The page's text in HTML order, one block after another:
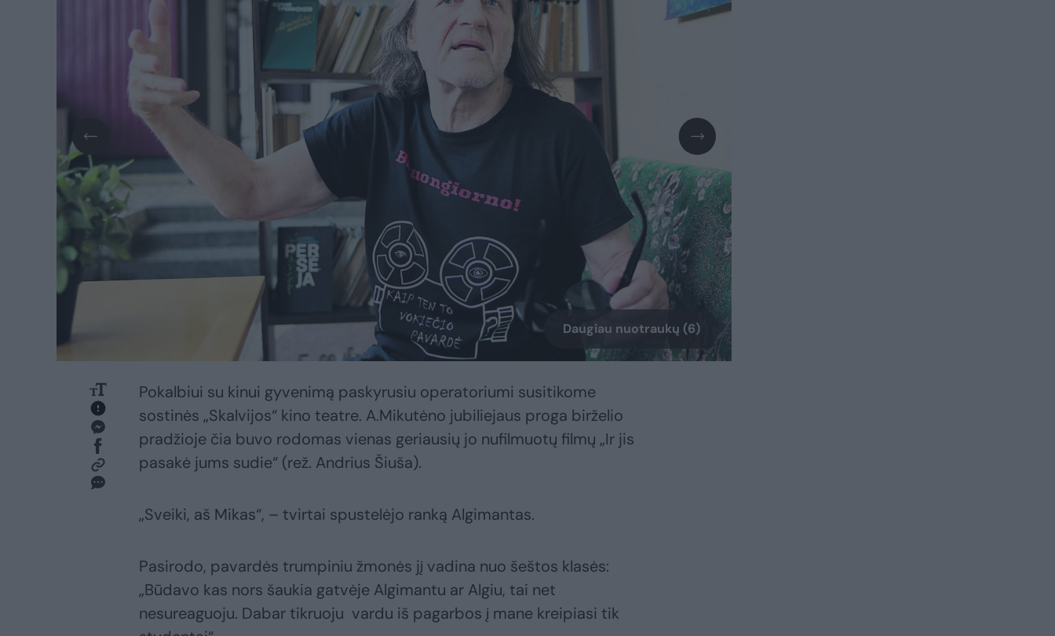
Daugiau nuotraukų (6)
Pokalbiui su kinui gyvenimą paskyrusiu operatoriumi susitikome
sostinės „Skalvijos“ kino teatre. A.Mikutėno jubiliejaus proga birželio
pradžioje čia buvo rodomas vienas geriausių jo nufilmuotų filmų „Ir jis
pasakė jums sudie“ (rež. Andrius Šiuša).
„Sveiki, aš Mikas“, – tvirtai spustelėjo ranką Algimantas.
Pasirodo, pavardės trumpiniu žmonės jį vadina nuo šeštos klasės:
„Būdavo kas nors šaukia gatvėje Algimantu ar Algiu, tai net
nesureaguoju. Dabar tikruoju vardu iš pagarbos į mane kreipiasi tik